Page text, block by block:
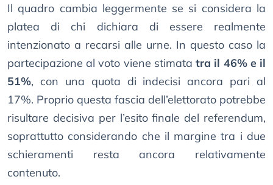
Il quadro cambia leggermente se si considera la
platea di chi dichiara di essere realmente
intenzionato a recarsi alle urne. In questo caso la
partecipazione al voto viene stimatatra il 46% e il
51%, con una quota di indecisi ancora pari al
17%. Proprio questa fascia dell’elettorato potrebbe
risultare decisiva per l’esito finale del referendum,
soprattutto considerando che il margine tra i due
schieramenti resta ancora relativamente
contenuto.